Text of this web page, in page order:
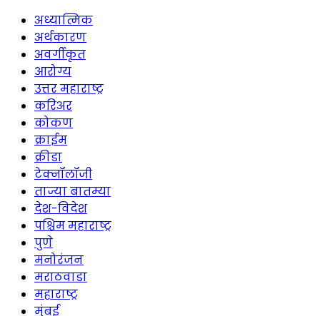
अध्यात्मिक
अर्थकारण
अवर्गीकृत
आरोग्य
उत्तर महाराष्ट्र
करिअर
कोकण
क्राईम
क्रीडा
टेक्नॉलॉजी
ताज्या बातम्या
देश-विदेश
पश्चिम महाराष्ट्र
पुणे
मनोरंजन
मराठवाडा
महाराष्ट्र
मुंबई